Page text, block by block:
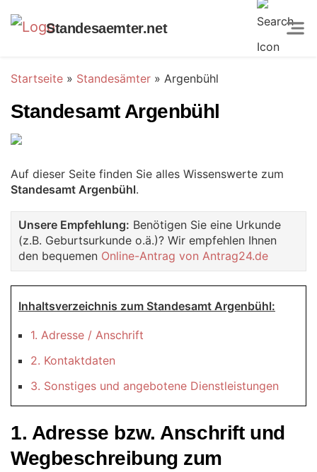
Standesaemter.net
Startseite » Standesämter » Argenbühl
Standesamt Argenbühl
Auf dieser Seite finden Sie alles Wissenswerte zum
Standesamt Argenbühl.
Unsere Empfehlung: Benötigen Sie eine Urkunde
(z.B. Geburtsurkunde o.ä.)? Wir empfehlen Ihnen
den bequemen Online-Antrag von Antrag24.de
Inhaltsverzeichnis zum Standesamt Argenbühl:
1. Adresse / Anschrift
2. Kontaktdaten
3. Sonstiges und angebotene Dienstleistungen
1. Adresse bzw. Anschrift und
Wegbeschreibung zum